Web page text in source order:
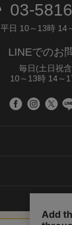
03-
平日 10～13時 14
LINEでのお
毎日(土日祝
10～13時 14～